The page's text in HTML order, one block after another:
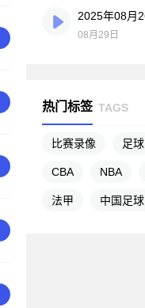
08月29日
热门标签 TAGS
比赛录像 足球
CBA NBA
法甲 中国足球